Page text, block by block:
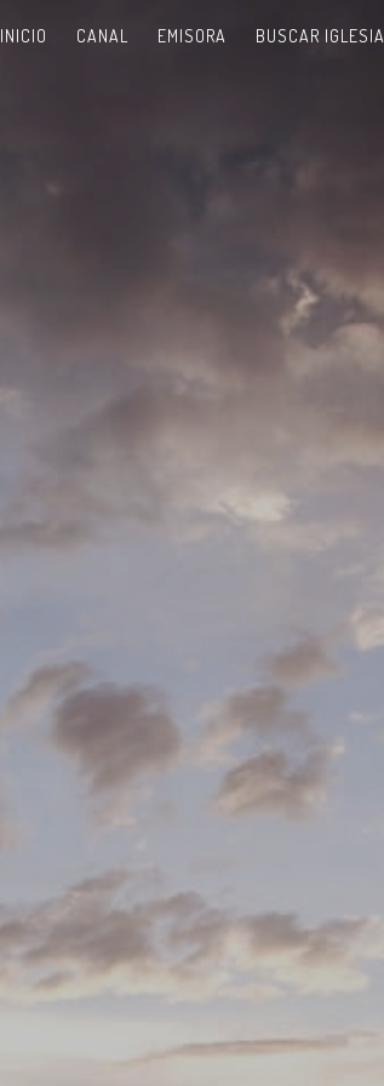
INICIO CANAL EMISORA BUSCAR IGLESIA